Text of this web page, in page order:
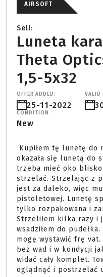
AIRSOFT
Sell:
Luneta
Theta
1,5-5x32
OFFER ADDED:
25-11-2022
VALID
CONDITION
New
okazała się lunetą do
trzeba mieć oko
strzelać. Strzelając z
jest za daleko, więc
pistoletowej. Lunetę
tylko rozpakowana i
Strzeliłem kilka razy i
wsadziłem do
mogę wystawić frę vat.
bez wad i w kondycji
widać cały komplet.
oglądnąć i postrzelać